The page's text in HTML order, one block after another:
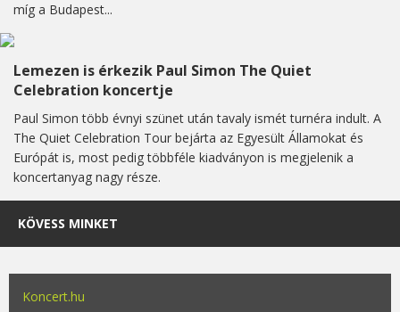
míg a Budapest...
Lemezen is érkezik Paul Simon The Quiet
Celebration koncertje
Paul Simon több évnyi szünet után tavaly ismét turnéra indult. A
The Quiet Celebration Tour bejárta az Egyesült Államokat és
Európát is, most pedig többféle kiadványon is megjelenik a
koncertanyag nagy része.
KÖVESS MINKET
Koncert.hu